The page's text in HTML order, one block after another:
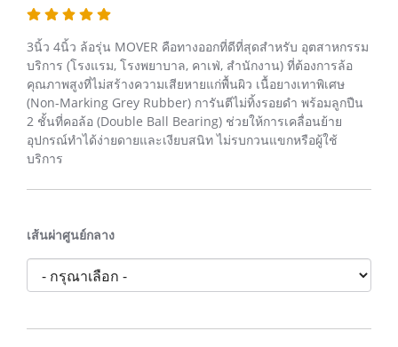
3นิ้ว 4นิ้ว ล้อรุ่น MOVER คือทางออกที่ดีที่สุดสำหรับ อุตสาหกรรม
บริการ (โรงแรม, โรงพยาบาล, คาเฟ่, สำนักงาน) ที่ต้องการล้อ
คุณภาพสูงที่ไม่สร้างความเสียหายแก่พื้นผิว เนื้อยางเทาพิเศษ
(Non-Marking Grey Rubber) การันตีไม่ทิ้งรอยดำ พร้อมลูกปืน
2 ชั้นที่คอล้อ (Double Ball Bearing) ช่วยให้การเคลื่อนย้าย
อุปกรณ์ทำได้ง่ายดายและเงียบสนิท ไม่รบกวนแขกหรือผู้ใช้
บริการ
เส้นผ่าศูนย์กลาง